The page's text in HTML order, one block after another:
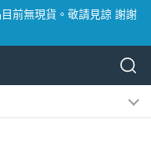
前無現貨。敬請見諒 謝謝